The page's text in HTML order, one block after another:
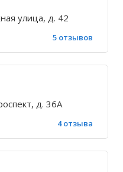
улица, д. 42
5 отзывов
д. 36А
4 отзыва